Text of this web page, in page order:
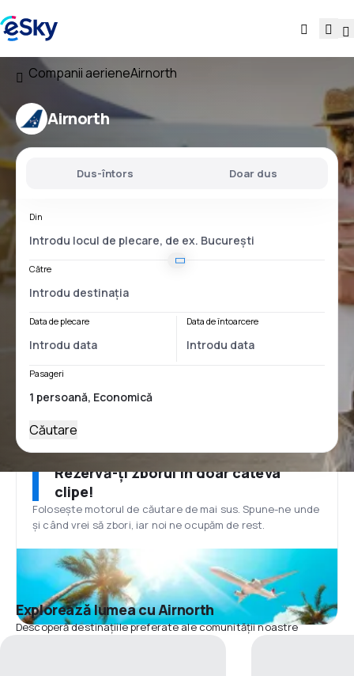
Companii aerieneAirnorth
Airnorth
Dus-întors Doar dus
Din
Către
Data de plecare Data de întoarcere
Pasageri
Căutare
Rezervă-ți zborul în doar câteva
clipe!
Folosește motorul de căutare de mai sus. Spune-ne unde
și când vrei să zbori, iar noi ne ocupăm de rest.
Explorează lumea cu Airnorth
Descoperă destinațiile preferate ale comunității noastre